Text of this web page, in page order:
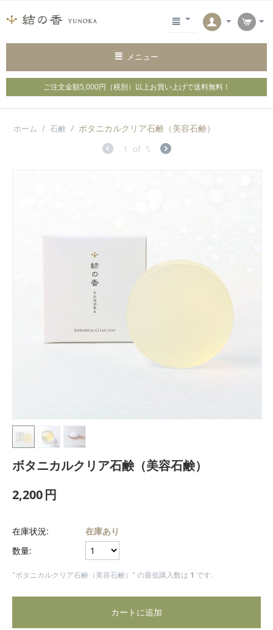
メニュー
ご注文金額5,000円（税別）以上お買い上げで送料無料！
ホーム / 石鹸 / ボタニカルクリア石鹸（美容石鹸）
1
of 5
ボタニカルクリア石鹸（美容石鹸）
2,200円
在庫状況:
在庫あり
数量:
"ボタニカルクリア石鹸（美容石鹸）" の最低購入数は 1 です.
カートに追加